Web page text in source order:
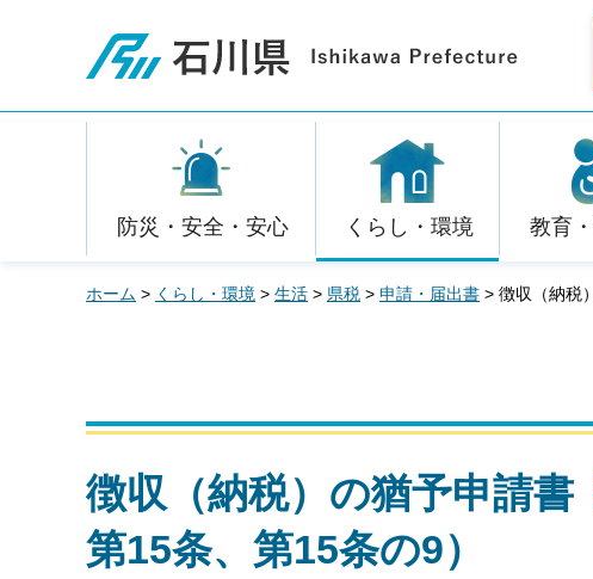
石川県
防災・安全・安心 くらし・環境 教育
ホーム > くらし・環境 > 生活 > 県税 > 申請・届出書 > 徴収（納税
徴収（納税）の猶予申請
第15条、第15条の9）